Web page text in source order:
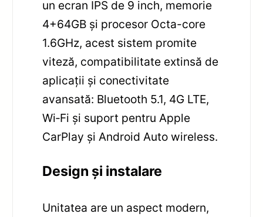
un ecran IPS de 9 inch, memorie
4+64GB și procesor Octa-core
1.6GHz, acest sistem promite
viteză, compatibilitate extinsă de
aplicații și conectivitate
avansată: Bluetooth 5.1, 4G LTE,
Wi‑Fi și suport pentru Apple
CarPlay și Android Auto wireless.
Design și instalare
Unitatea are un aspect modern,